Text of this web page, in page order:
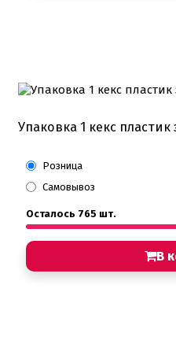
Упаковка 1 кекс
Розница
Самовывоз
Осталось 765 шт.
В